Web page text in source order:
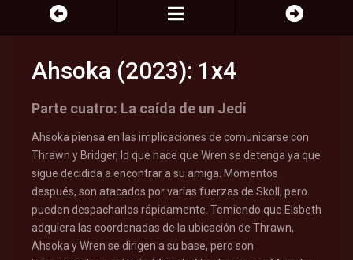
Ahsoka (2023): 1x4
Parte cuatro: La caída de un Jedi
Ahsoka piensa en las implicaciones de comunicarse con
Thrawn y Bridger, lo que hace que Wren se detenga ya que
sigue decidida a encontrar a su amiga. Momentos
después, son atacados por varias fuerzas de Skoll, pero
pueden despacharlos rápidamente. Temiendo que Elsbeth
adquiera las coordenadas de la ubicación de Thrawn,
Ahsoka y Wren se dirigen a su base, pero son